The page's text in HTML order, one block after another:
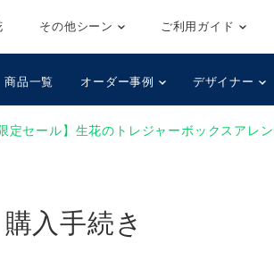
その他シーン ご利用ガイド
商品一覧 オーダー事例 デザイナー
定セール】生花のトレジャーボックスアレ
購入手続き